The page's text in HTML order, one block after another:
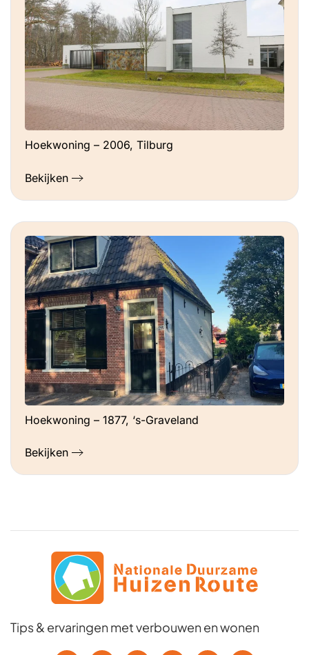
Hoekwoning – 2006, Tilburg
Bekijken
Hoekwoning – 1877, ‘s-Graveland
Bekijken
Tips & ervaringen met verbouwen en wonen